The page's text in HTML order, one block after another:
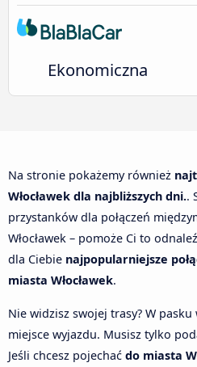
Ekonomiczna
Na stronie pokażemy również
Włocławek dla najbliższych dni..
przystanków dla połączeń
Włocławek – pomoże Ci to
dla Ciebie najpopularniejsze
miasta Włocławek.
Nie widzisz swojej trasy? W
miejsce wyjazdu. Musisz tylko
Jeśli chcesz pojechać do miasta